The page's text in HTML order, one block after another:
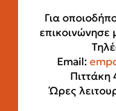
Για
επικοινώνησε
Email:
Πιττάκη
Ώρες